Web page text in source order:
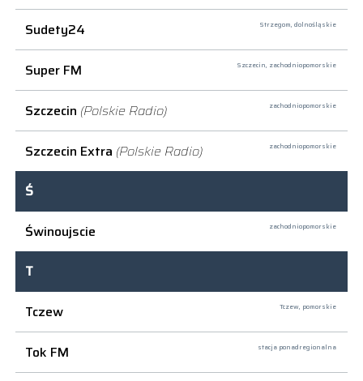
Sudety24 Strzegom, dolnośląskie
Super FM Szczecin, zachodniopomorskie
Szczecin (Polskie Radio) zachodniopomorskie
Szczecin Extra (Polskie Radio) zachodniopomorskie
Ś
Świnoujscie
zachodniopomorskie
T
Tczew
Tczew, pomorskie
Tok FM stacja ponadregionalna